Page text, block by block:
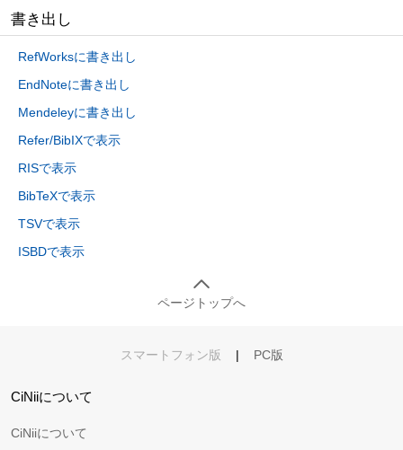
書き出し
RefWorksに書き出し
EndNoteに書き出し
Mendeleyに書き出し
Refer/BibIXで表示
RISで表示
BibTeXで表示
TSVで表示
ISBDで表示
ページトップへ
スマートフォン版 | PC版
CiNiiについて
CiNiiについて